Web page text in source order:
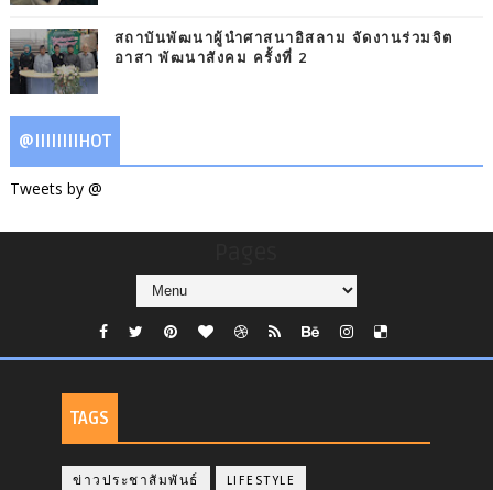
สถาบันพัฒนาผู้นำศาสนาอิสลาม จัดงานร่วมจิต
อาสา พัฒนาสังคม ครั้งที่ 2
@IIIIIIIIHOT
Tweets by @
TAGS
ข่าวประชาสัมพันธ์ LIFESTYLE